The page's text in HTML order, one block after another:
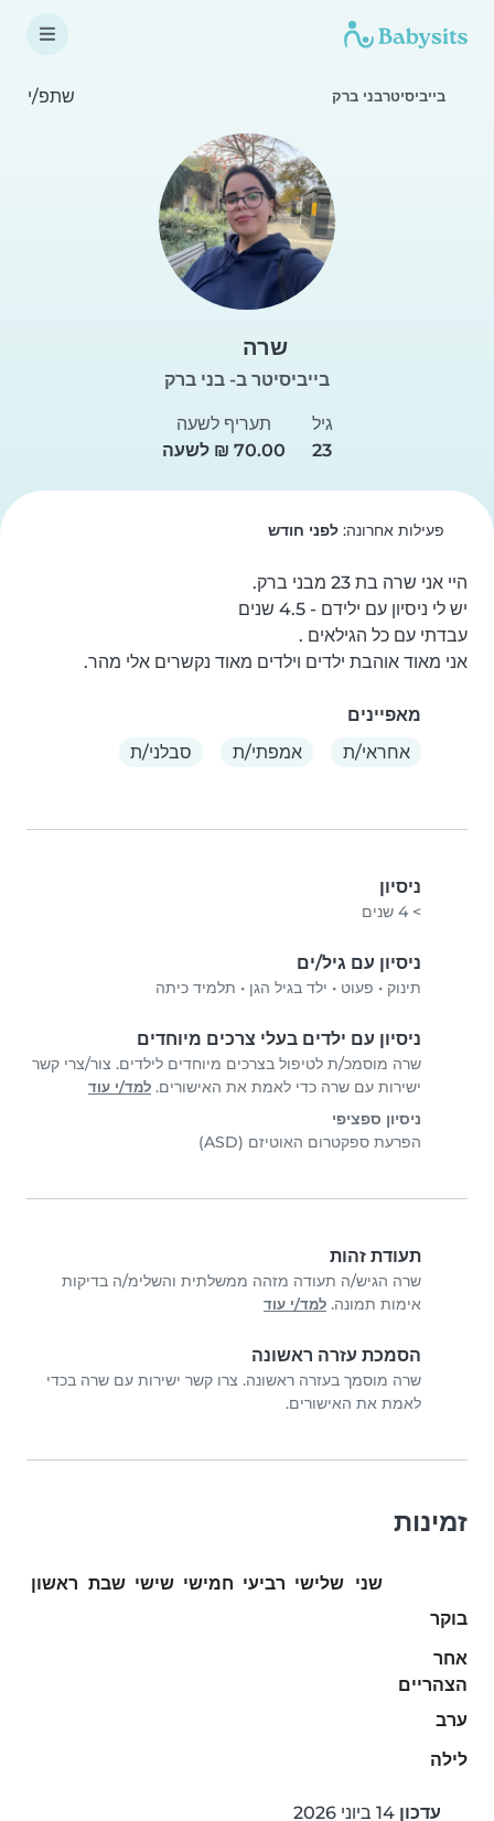
בייביסיטרבני ברק שתפ/י
שרה
בייביסיטר ב- בני ברק
גיל
23
תעריף לשעה
פעילות אחרונה:לפני חודש
אני מאוד אוהבת ילדים וילדים מאוד נקשרים אלי מהר.
מאפיינים
אחראי/ת
אמפתי/ת סבלני/ת
ניסיון
> 4 שנים
ניסיון עם גיל/ים
תינוק • פעוט • ילד בגיל הגן • תלמיד כיתה
ניסיון עם ילדים בעלי צרכים מיוחדים
שרה מוסמכ/ת לטיפול בצרכים מיוחדים לילדים. צור/צרי קשר
ישירות עם שרה כדי לאמת את האישורים. למד/י עוד
ניסיון ספציפי
הפרעת ספקטרום האוטיזם (ASD)
תעודת זהות
שרה הגיש/ה תעודה מזהה ממשלתית והשלימ/ה בדיקות
אימות תמונה. למד/י עוד
הסמכת עזרה ראשונה
שרה מוסמך בעזרה ראשונה. צרו קשר ישירות עם שרה בכדי
לאמת את האישורים.
זמינות
שני שלישי רביעי חמישי שישי שבת ראשון
בוקר
אחר
הצהריים
ערב
לילה
עדכון